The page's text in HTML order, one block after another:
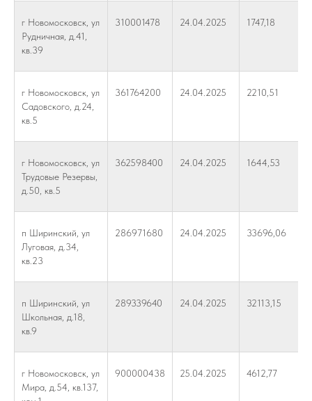
г Новомосковск, ул
Рудничная, д.41,
кв.39
310001478 24.04.2025 1747,18
г Новомосковск, ул
Садовского, д.24,
кв.5
361764200 24.04.2025 2210,51
г Новомосковск, ул
Трудовые Резервы,
д.50, кв.5
362598400 24.04.2025 1644,53
п Ширинский, ул
Луговая, д.34,
кв.23
286971680 24.04.2025 33696,06
п Ширинский, ул
Школьная, д.18,
кв.9
289339640 24.04.2025 32113,15
г Новомосковск, ул
Мира, д.54, кв.137,
900000438 25.04.2025 4612,77